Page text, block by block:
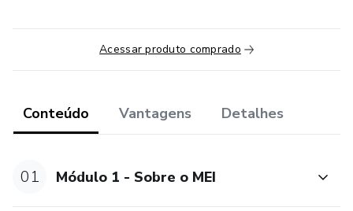
Acessar produto comprado
Conteúdo Vantagens Detalhes
01 Módulo 1 - Sobre o MEI